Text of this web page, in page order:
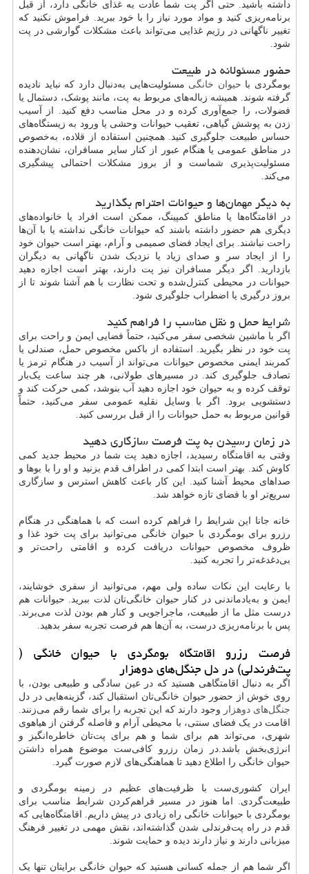
داشته باشید. حتی اگر پت شما عادت به غذای خانگی دارد، از قبل
برنامه‌ریزی کنید و مواد مورد نیاز را با خود ببرید. فراموش نکنید که
تغییر ناگهانی در رژیم غذایی می‌تواند باعث مشکلات گوارشی در پت
شود.
حضور مسئولانه در طبیعت
بومگردی با حیوان خانگی مسئولیت‌هایی به‌دنبال دارد که نباید نادیده
گرفته شوند. همیشه زباله‌های مربوط به پت، مانند پوشک، دستمال یا
فضولات، را جمع‌آوری کرده و در محل مناسب دفع کنید. از آسیب
زدن به پوشش گیاهی، تعقیب حیوانات وحشی یا ورود به زیستگاه‌های
حساس طبیعت جلوگیری کنید. همچنین استفاده از قلاده، به‌خصوص
در مناطق عمومی یا هنگام عبور از کنار سایر مسافران، نشان‌دهنده
مسئولیت‌پذیری شماست و از بروز مشکلات احتمالی پیشگیری
می‌کند.
به دیگر مهمان‌ها و حیوانات احترام بگذارید
در اقامتگاه‌ها یا مناطق کمپینگ، ممکن است افراد یا خانواده‌های
دیگری هم حضور داشته باشند که حیوانات خانگی نداشته یا با آن‌ها
راحت نباشند. برای ایجاد فضای صمیمی و آرام، بهتر است حیوان خود
را از ایجاد سر و صدای زیاد یا نزدیک شدن ناگهانی به دیگران
بازدارید. اگر دیگر مسافران نیز پت دارند، بهتر است اجازه دهید
حیوانات در محیطی کنترل‌شده و تحت نظارت با هم آشنا شوند تا از
بروز درگیری یا اضطراب جلوگیری شود.
شرایط حمل و نقل مناسب را فراهم کنید
اگر با ماشین شخصی سفر می‌کنید، حتماً فضایی ایمن و راحت برای
پت خود در نظر بگیرید. استفاده از باکس مخصوص حمل، صندلی یا
کمربند ایمنی مخصوص حیوانات می‌تواند از آسیب در هنگام ترمز یا
تصادف جلوگیری کند. در مسیرهای طولانی، هر چند ساعت یک‌بار
توقف کرده و به حیوان خود اجازه دهید آب بنوشد، کمی حرکت کند و
دستشویی برود. اگر با وسایل نقلیه عمومی سفر می‌کنید، حتماً
قوانین مربوط به حمل حیوانات را از قبل بررسی کنید.
در زمان رسیدن به پت فرصت سازگاری دهید
وقتی به اقامتگاه رسیدید، اجازه دهید پت شما در محیط جدید کمی
کاوش کند. بهتر است ابتدا کمی در اطراف قدم بزنید و او را با بوها و
صداهای محیط آشنا کنید. این کار باعث کاهش استرس و سازگاری
سریع‌تر او با فضای تازه خواهد شد.
خانه جانا این شرایط را فراهم کرده است که با هماهنگی در هنگام
رزرو برای بومگردی با حیوان خانگی می‌توانید برای پت خود غذا و
ظروف مخصوص حیوانات دریافت کرده و اقامتی راحت‌تر و
بی‌دغدغه‌تر را تجربه کنید.
با رعایت این نکات ساده ولی مهم، می‌توانید از سفری خوشایند،
ایمن و به‌یادماندنی در کنار حیوان خانگی‌تان لذت ببرید. حیوانات هم
درست مثل ما از طبیعت، ماجراجویی و کنار هم بودن لذت می‌برند.
پس با برنامه‌ریزی درست، به آن‌ها هم فرصت تجربه سفر بدهید.
فرصت رزرو اقامتگاه بومگردی با حیوان خانگی (
پت‌فرندلی) در دل جنگل‌های دوهزار
اگر به دنبال اقامتگاهی هستید که در عین سادگی و طبیعی بودن، با
روی خوش از حضور حیوان خانگی‌تان استقبال کند، گزینه‌هایی در دل
جنگل‌های دوهزار وجود دارند که این تجربه را برای شما رقم می‌زنند.
اقامت در یک فضای سنتی، با محیطی آرام و فاصله گرفتن از هیاهوی
شهری، می‌تواند هم برای شما و هم برای پت‌تان خاطره‌انگیز و
انرژی‌بخش باشد.در زمان رزرو کافی‌ست موضوع همراه داشتن
حیوان خانگی را اطلاع دهید تا هماهنگی‌های لازم صورت گیرد.
ایران کشوری‌ست با ظرفیت‌های عظیم در زمینه بومگردی و
طبیعت‌گردی. اما هنوز در مسیر فراهم‌کردن شرایط مناسب برای
بومگردی با حیوانات خانگی راه زیادی در پیش داریم. اقامتگاه‌هایی که
قدم در راه پت‌فرندلی شدن گذاشته‌اند، نقش مهمی در تغییر فرهنگ
میزبانی دارند و نیاز دارند دیده و حمایت شوند.
اگر شما هم از جمله کسانی هستید که حیوان خانگی برایتان تنها یک